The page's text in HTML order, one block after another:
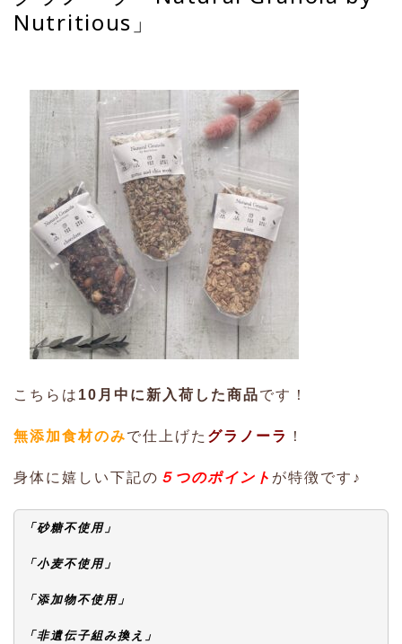
Nutritious」
こちらは 10月中に新入荷した商品です！
無添加食材のみで仕上げた グラノーラ ！
身体に嬉しい下記の ５つのポイント が特徴です♪
「砂糖不使用」
「小麦不使用」
「添加物不使用」
「非遺伝子組み換え」